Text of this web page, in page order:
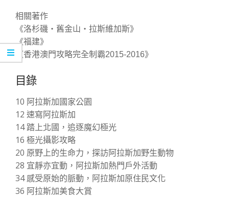
相關著作
《洛杉磯‧舊金山‧拉斯維加斯》
《福建》
《香港澳門攻略完全制霸2015-2016》
目錄
10 阿拉斯加國家公園
12 速寫阿拉斯加
14 踏上北國，追逐魔幻極光
16 極光攝影攻略
20 原野上的生命力，探訪阿拉斯加野生動物
28 宜靜亦宜動，阿拉斯加熱門戶外活動
34 感受原始的脈動，阿拉斯加原住民文化
36 阿拉斯加美食大賞